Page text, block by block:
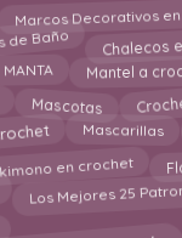
Marcos Decorativos
de Baño Chalecos
MANTA Mantel a
Mascotas
Mascarillas
kimono en crochet
Los Mejores 25